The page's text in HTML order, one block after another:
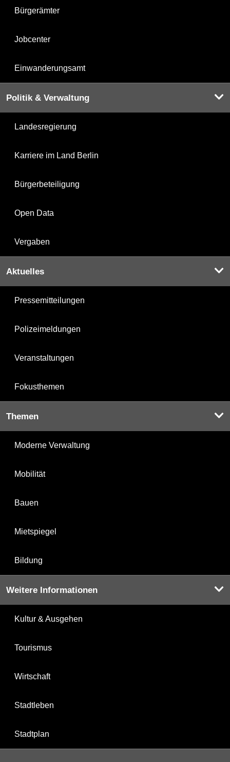
Bürgerämter
Jobcenter
Einwanderungsamt
Politik & Verwaltung
Landesregierung
Karriere im Land Berlin
Bürgerbeteiligung
Open Data
Vergaben
Aktuelles
Pressemitteilungen
Polizeimeldungen
Veranstaltungen
Fokusthemen
Themen
Moderne Verwaltung
Mobilität
Bauen
Mietspiegel
Bildung
Weitere Informationen
Kultur & Ausgehen
Tourismus
Wirtschaft
Stadtleben
Stadtplan